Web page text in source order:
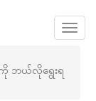
ဘယ်လိုရွေးရ